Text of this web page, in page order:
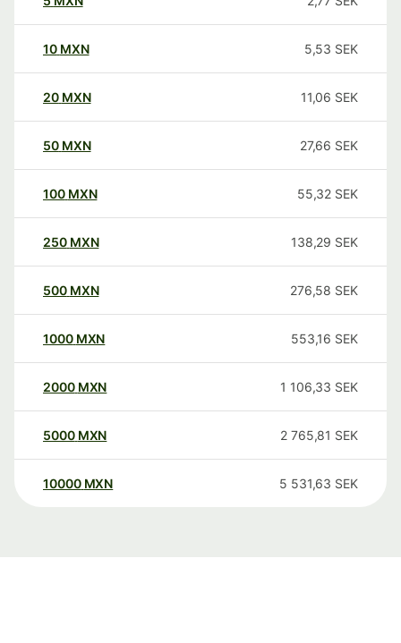
10 MXN 5,53 SEK
20 MXN 11,06 SEK
50 MXN 27,66 SEK
100 MXN 55,32 SEK
250 MXN 138,29 SEK
500 MXN 276,58 SEK
1000 MXN 553,16 SEK
2000 MXN 1 106,33 SEK
5000 MXN 2 765,81 SEK
10000 MXN 5 531,63 SEK